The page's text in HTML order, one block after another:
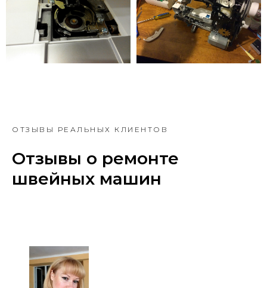
ОТЗЫВЫ РЕАЛЬНЫХ КЛИЕНТОВ
Отзывы о ремонте
швейных машин